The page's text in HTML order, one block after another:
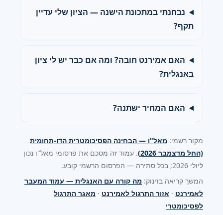
נבחנתי במתכונת הישנה — הציון שלי עדיין
תקף?
האם אמירנט חובה? ומה אם כבר יש לי ציון
באנגלית?
האם המחיר ישתנה?
מקור רשמי: מאל"ו — הבחינה הפסיכומטרית הדו-תחומית
(החל מדצמבר 2026)
. עמוד זה מסכם את פרסומי מאל"ו נכון
ליולי 2026; בכל סתירה — הפרסום הרשמי קובע.
המשך קריאה בזינוק: מה קורה עם האנגלית — עמוד המעבר
לאמירנט · אזור התרגול לאמירנט · מאגר התרגול
לפסיכומטרי